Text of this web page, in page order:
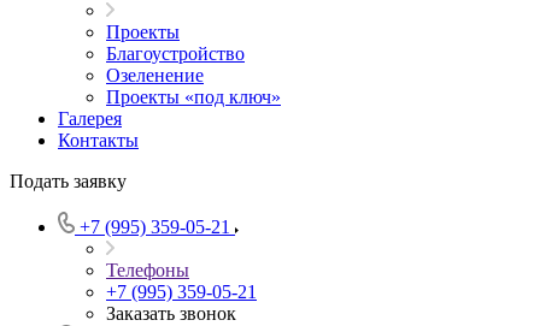
Проекты
Благоустройство
Озеленение
Проекты «под ключ»
Галерея
Контакты
Подать заявку
+7 (995) 359-05-21
Телефоны
+7 (995) 359-05-21
Заказать звонок